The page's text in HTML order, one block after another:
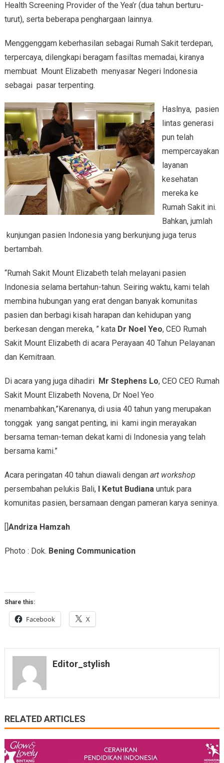
Health Screening Provider of the Yea’r (dua tahun berturu-
turut), serta beberapa penghargaan lainnya.
Menggenggam keberhasilan sebagai Rumah Sakit terdepan,
terpercaya, dilengkapi beragam fasiltas memadai, kiranya
membuat Mount Elizabeth menyasar Negeri Indonesia
sebagai pasar terpenting.
Haslnya, pasien
lintas generasi
pun telah
mempercayakan
layanan
kesehatan
mereka ke
Rumah Sakit ini.
Bahkan, jumlah
kunjungan pasien Indonesia yang berkunjung juga terus
bertambah.
“Rumah Sakit Mount Elizabeth telah melayani pasien
Indonesia selama bertahun-tahun. Seiring waktu, kami telah
membina hubungan yang erat dengan banyak komunitas
pasien dan berbagi kisah harapan dan kehidupan yang
berkesan dengan mereka, ” kata Dr Noel Yeo, CEO Rumah
Sakit Mount Elizabeth di acara Perayaan 40 Tahun Pelayanan
dan Kemitraan.
Di acara yang juga dihadiri Mr Stephens Lo, CEO CEO Rumah
Sakit Mount Elizabeth Novena, Dr Noel Yeo
menambahkan,”Karenanya, di usia 40 tahun yang merupakan
tonggak yang sangat penting, ini kami ingin merayakan
bersama teman-teman dekat kami di Indonesia yang telah
bersama kami.”
Acara peringatan 40 tahun diawali dengan art workshop
persembahan pelukis Bali,
I Ketut Budianauntuk para
komunitas pasien, bersamaan dengan pameran karya seninya.
Andriza Hamzah
Photo : Dok. Bening Communication
Share this:
Facebook X
Editor_stylish
RELATED ARTICLES